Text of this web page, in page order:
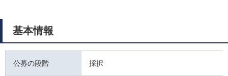
基本情報
公募の段階 採択